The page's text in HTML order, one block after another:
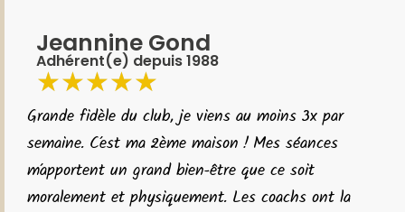
Jeannine Gond
Adhérent(e) depuis 1988
★★★★★
Grande fidèle du club, je viens au moins 3x par
semaine. C’est ma 2ème maison ! Mes séances
m’apportent un grand bien-être que ce soit
moralement et physiquement. Les coachs ont la